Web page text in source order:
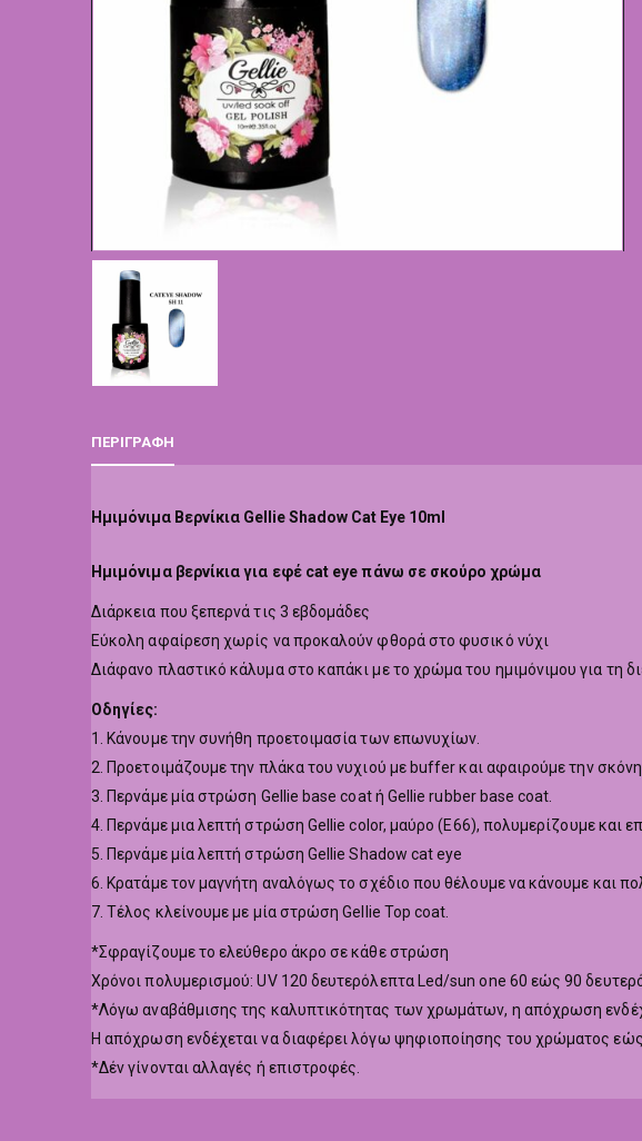
ΠΕΡΙΓΡΑΦΉ
Ημιμόνιμα Βερνίκια Gellie Shadow Cat Eye 10ml
Hμιμόνιμα βερνίκια για εφέ cat eye πάνω σε σκούρο χρώμα
Διάρκεια που ξεπερνά τις 3 εβδομάδες
Εύκολη αφαίρεση χωρίς να προκαλούν φθορά στο φυσικό νύχι
Διάφανο πλαστικό κάλυμα στο καπάκι με το χρώμα του ημιμόνιμου για τη
Οδηγίες:
1. Κάνουμε την συνήθη προετοιμασία των επωνυχίων.
2. Προετοιμάζουμε την πλάκα του νυχιού με buffer και αφαιρούμε την
3. Περνάμε μία στρώση Gellie base coat ή Gellie rubber base coat.
4. Περνάμε μια λεπτή στρώση Gellie color, μαύρο (Ε66), πολυμερίζουμε και
5. Περνάμε μία λεπτή στρώση Gellie Shadow cat eye
6. Κρατάμε τον μαγνήτη αναλόγως το σχέδιο που θέλουμε να κάνουμε και
7. Τέλος κλείνουμε με μία στρώση Gellie Top coat.
*Σφραγίζουμε το ελεύθερο άκρο σε κάθε στρώση
Χρόνοι πολυμερισμού: UV 120 δευτερόλεπτα Led/sun one 60 εώς 90
*Λόγω αναβάθμισης της καλυπτικότητας των χρωμάτων, η απόχρωση
Η απόχρωση ενδέχεται να διαφέρει λόγω ψηφιοποίησης του χρώματος εώς
*Δέν γίνονται αλλαγές ή επιστροφές.